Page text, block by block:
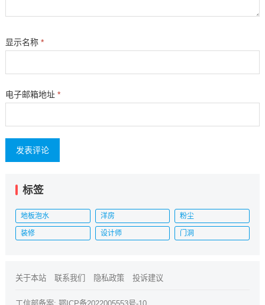
显示名称 *
电子邮箱地址 *
标签
地板泡水 洋房 粉尘
装修 设计师 门洞
关于本站 联系我们 隐私政策 投诉建议